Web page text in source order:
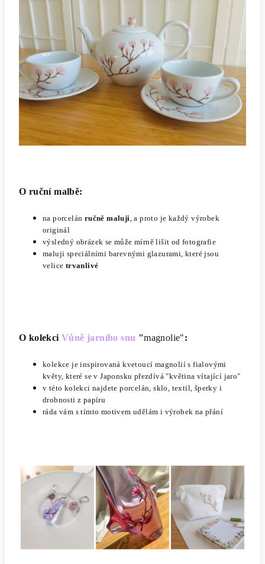
O ruční malbě:
na porcelán ručně maluji, a proto je každý výrobek
originál
výsledný obrázek se může mírně lišit od fotografie
maluji speciálními barevnými glazurami, které jsou
velice trvanlivé
O kolekciVůně jarního snu "magnolie":
kolekce je inspirovaná kvetoucí magnolií s fialovými
květy, které se v Japonsku přezdívá "květina vítající jaro"
v této kolekci najdete porcelán, sklo, textil, šperky i
drobnosti z papíru
ráda vám s tímto motivem udělám i výrobek na přání